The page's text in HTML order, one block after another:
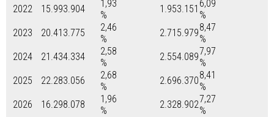
2022
15.993.904
1,93
%
1.953.151 6,09
%
2023
20.413.775
2,46
%
2.715.9798,47
%
2024
21.434.334
2,58
%
2.554.0897,97
%
2025
22.283.056
2,68
%
2.696.3708,41
%
2026
16.298.078
1,96
%
2.328.9027,27
%